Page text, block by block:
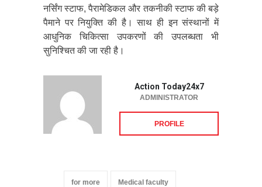
नर्सिंग स्टाफ, पैरामेडिकल और तकनीकी स्टाफ की बड़े
पैमाने पर नियुक्ति की है। साथ ही इन संस्थानों में
आधुनिक चिकित्सा उपकरणों की उपलब्धता भी
सुनिश्चित की जा रही है।
Action Today24x7
ADMINISTRATOR
PROFILE
for more Medical faculty